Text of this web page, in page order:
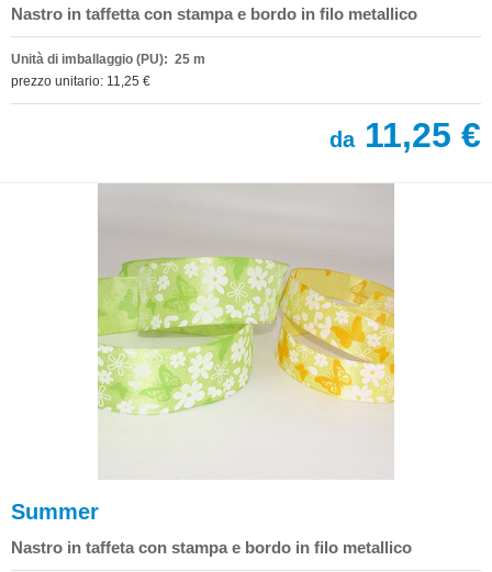
Nastro in taffetta con stampa e bordo in filo metallico
Unità di imballaggio (PU): 25 m
prezzo unitario: 11,25 €
da11,25 €
Summer
Nastro in taffeta con stampa e bordo in filo metallico